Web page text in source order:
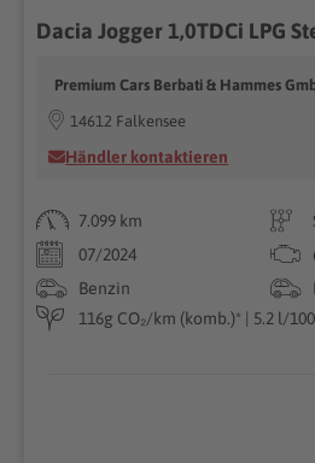
Premium Cars Berbati & Hammes
14612 Falkensee
Händler kontaktieren
7.099 km
07/2024
Benzin
116g CO₂/km (komb.)* | 5.2 l/